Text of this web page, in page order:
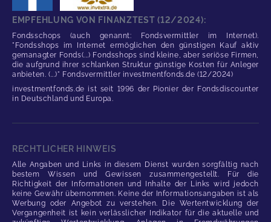
EMPFEHLUNG VON FINANZTEST (12/2024):
Fondsschops (auch genannt: Fondsvermittler im Internet).
"Fondsshops im Internet ermöglichen den günstigen Kauf aktiv
gemanagter Fonds(...) Fondsshops sind kleine, aber seriöse Firmen,
die aufgrund ihrer schlanken Struktur günstige Kosten für Anleger
anbieten. (...)" Fondsvermittler investmentfonds.de (12/2024)
investmentfonds.de ist seit 1996 der Pionier der Fondsdiscounter
in Deutschland und Europa.
RECHTLICHER HINWEIS
Alle Angaben und Links in diesem Dienst wurden sorgfältig nach
bestem Wissen und Gewissen zusammengestellt. Für die
Richtigkeit der Informationen und Inhalte der Links wird jedoch
keine Gewähr übernommen. Keine der Informationsangaben ist als
Werbung oder Angebot zu verstehen. Die Wertentwicklung der
Vergangenheit ist kein verlässlicher Indikator für die aktuelle und